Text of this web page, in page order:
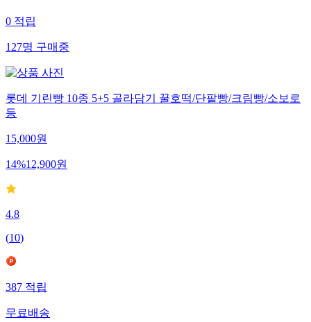
0적립
127명구매중
롯데 기린빵 10종 5+5 골라담기 꿀호떡/단팥빵/크림빵/소보로
등
15,000원
14%12,900원
4.8
(10)
387적립
무료배송